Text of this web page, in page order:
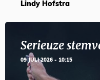
Lindy Hofstra
Serieuze
09 JULI 2026 - 10:15